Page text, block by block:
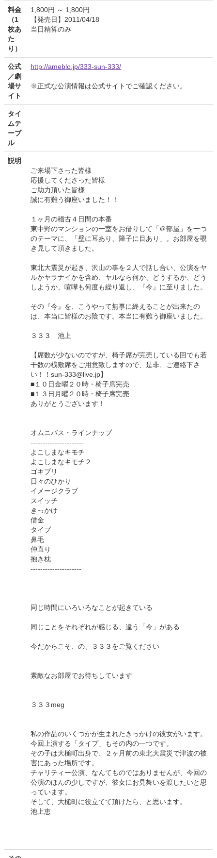
料金
（1
枚あ
た
り）
1,800円 ～ 1,800円
【発売日】2011/04/18
当日精算のみ
公式
／劇
場サ
イト
http://ameblo.jp/333-sun-333/
※正式な公演情報は公式サイトでご確認ください。
タイ
ムテ
ーブ
ル
説明
ご来場下さった皆様
応援してくださった皆様
ご助力頂いた皆様
誠に有難う御座いました！！
１ヶ月の稽古４日間の本番
東中野のマンションの一室をお借りして「＠部屋」を一つ
のテーマに、「壁に耳あり、障子に目あり」。お部屋を覗
き見して頂きました。
東北大震災が起き、沢山の事を２人で話し合い、公演をヤ
ルかヤラナイかを含め、ヤルなら何か、どうするか、どう
しようか、喧嘩も何度も繰り返し、『今』に至りました。
その『今』を、こうやって無事に終えることが出来たの
は、本当に皆様のお陰です。本当に有難う御座いました。
３３３ 池上
【席数が少ないのですが、椅子席が完売している回でも若
干数の桟敷席をご用意致しますので、是非、ご連絡下さ
い！！sun-333@live.jp】
■１０日金曜２０時・椅子席完売
■１３日月曜２０時・椅子席完売
ありがとうございます！
オムニバス・ラインナップ
----------------------
よこしまなキモチ
よこしまなキモチ２
ゴキブリ
日々のひかり
イメージクラブ
スイッチ
きっかけ
借金
タイプ
鼻毛
仲直り
抱き枕
---------------------
同じ時間にいろいろなことが起きている
同じことをそれぞれが感じる、違う「今」がある
今だからこそ、の、３３３をご覧ください
素敵なお部屋でお待ちしています
３３３meg
私の作品のいくつかが生まれたきっかけの彼女がいます。
今回上演する「タイプ」もその内の一つです。
その子は大槌町出身で、２ヶ月前の東北大震災で津波の被
害にあった場所です。
チャリティー公演、なんてものではありませんが、今回の
公演のほんの少しですが、彼女にお見舞いを渡したいと思
っています。
そして、大槌町に役立てて頂けたら、と思います。
池上恵